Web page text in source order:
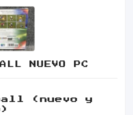
NUEVO PC
(nuevo y